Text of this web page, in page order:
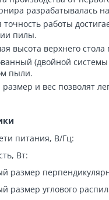
разрабатывалась
работы
пилы.
высота верхнего
(двойной
пыли.
и вес позволят
питания, В/Гц:
Вт:
размер
размер углового